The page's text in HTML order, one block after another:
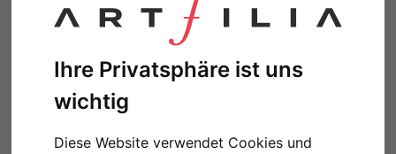
Ihre Privatsphäre ist uns
wichtig
Diese Website verwendet Cookies und